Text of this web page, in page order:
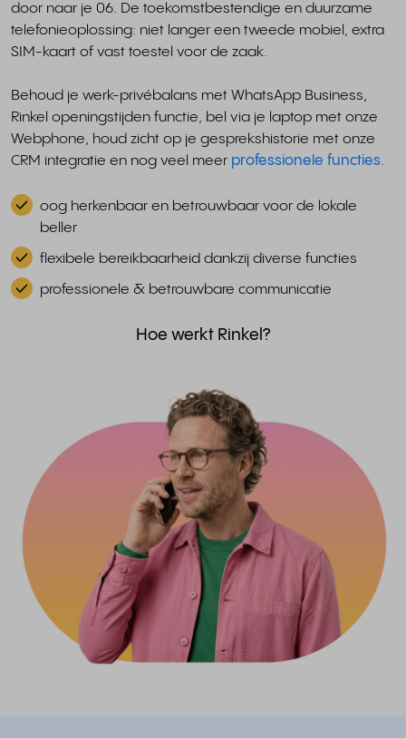
door naar je 06. De toekomstbestendige en duurzame
telefonieoplossing: niet langer een tweede mobiel, extra
SIM-kaart of vast toestel voor de zaak.
Behoud je werk-privébalans met WhatsApp Business,
Rinkel openingstijden functie, bel via je laptop met onze
Webphone, houd zicht op je gesprekshistorie met onze
CRM integratie en nog veel meer professionele functies.
oog herkenbaar en betrouwbaar voor de lokale
beller
flexibele bereikbaarheid dankzij diverse functies
professionele & betrouwbare communicatie
Hoe werkt Rinkel?